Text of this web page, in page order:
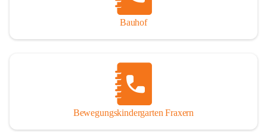
Bauhof
Bewegungskindergarten Fraxern